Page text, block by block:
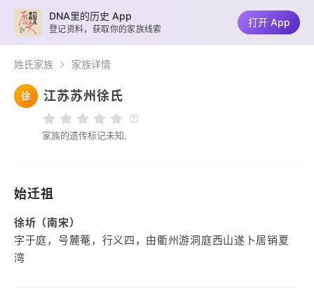
姓氏家族 家族详情
徐 江苏苏州徐氏
家族的遗传标记未知,
始迁祖
徐圻（南宋）
字于庭，号麓菴，行义四，由衢州游洞庭西山遂卜居销夏
湾
DNA里的历史 App
登记资料，获取你的家族线索
打开 App